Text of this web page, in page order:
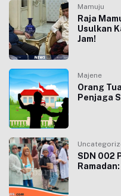
Mamuju
Raja
Usulkan
Jam!
Majene
Orang
Penjaga
SDN 002